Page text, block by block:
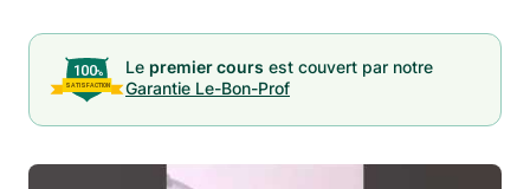
Le premier cours est couvert par notre
Garantie Le-Bon-Prof